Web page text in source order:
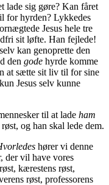
lade sig gøre? Kan fåret
for hyrden? Lykkedes
Jesus hele tre
sit løfte. Han fejlede!
kan genoprette den
den gode hyrde komme
at sætte sit liv til for sine
Jesus selv kunne
til at lade ham
og han skal lede dem.
hører vi denne
der vil have vores
kærestens røst,
røst, professorens